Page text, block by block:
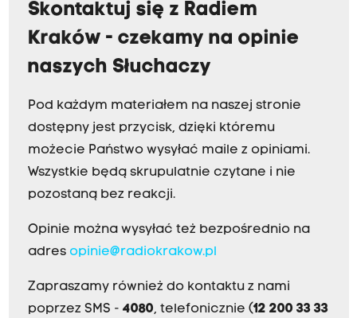
Skontaktuj się z Radiem
Kraków - czekamy na opinie
naszych Słuchaczy
Pod każdym materiałem na naszej stronie
dostępny jest przycisk, dzięki któremu
możecie Państwo wysyłać maile z opiniami.
Wszystkie będą skrupulatnie czytane i nie
pozostaną bez reakcji.
Opinie można wysyłać też bezpośrednio na
adres opinie@radiokrakow.pl
Zapraszamy również do kontaktu z nami
poprzez SMS - 4080, telefonicznie (12 200 33 33